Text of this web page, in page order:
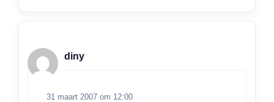
diny
31 maart 2007 om 12:00